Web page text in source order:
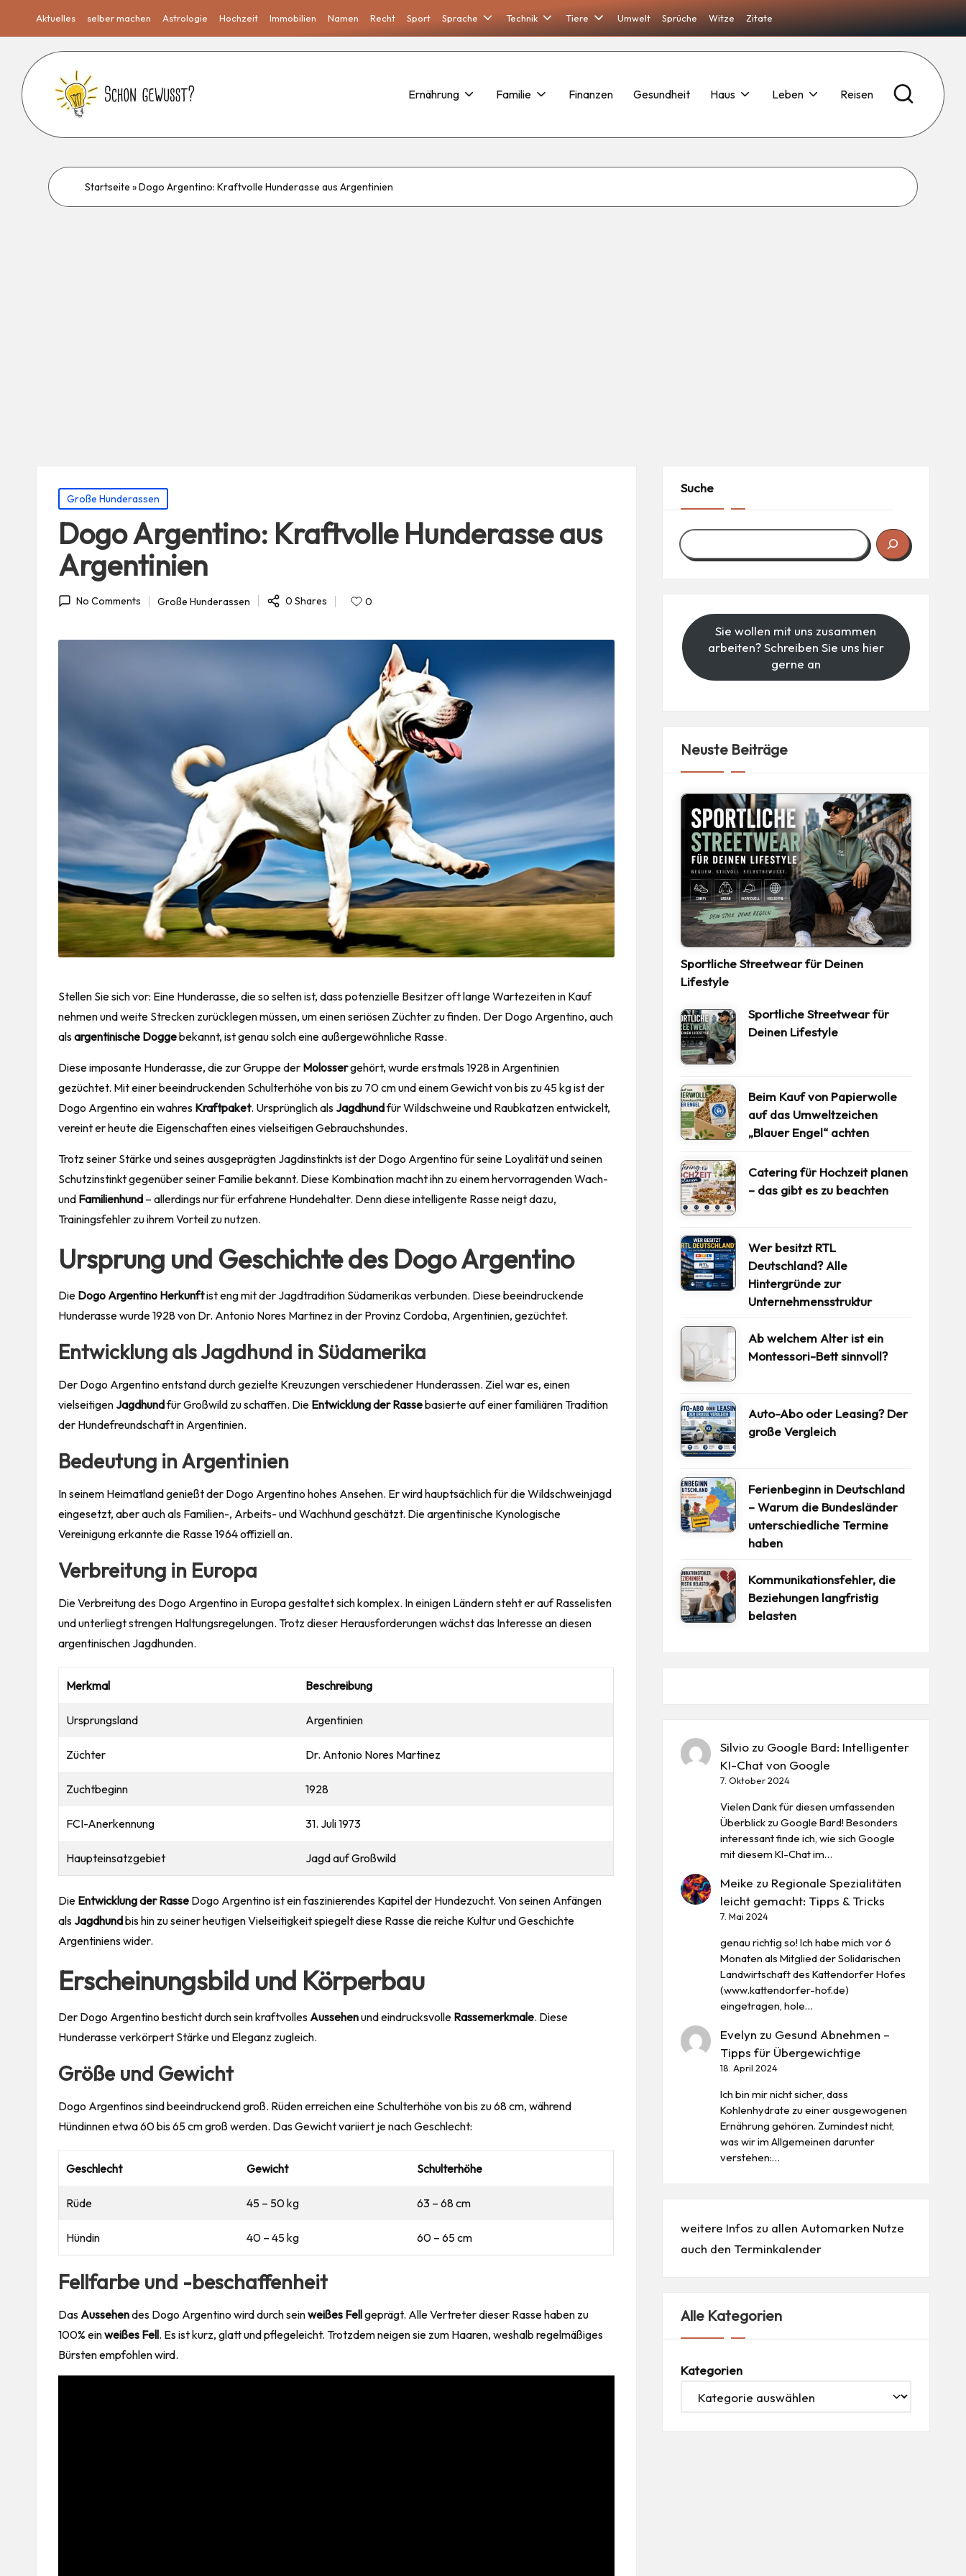
Aktuelles selber machen Astrologie Hochzeit Immobilien Namen Recht Sport Sprache Technik Tiere Umwelt Sprüche Witze Zitate
Ernährung Familie Finanzen Gesundheit Haus Leben Reisen
Startseite »Dogo Argentino: Kraftvolle Hunderasse aus Argentinien
Posted
in
Große Hunderassen
Dogo Argentino: Kraftvolle Hunderasse aus
Argentinien
No Comments
Posted
Große Hunderassen 0 Shares 0
Stellen Sie sich vor: Eine Hunderasse, die so selten ist, dass potenzielle Besitzer oft lange Wartezeiten in Kauf
nehmen und weite Strecken zurücklegen müssen, um einen seriösen Züchter zu finden. Der Dogo Argentino, auch
alsargentinische Doggebekannt, ist genau solch eine außergewöhnliche Rasse.
Diese imposante Hunderasse, die zur Gruppe der Molossergehört, wurde erstmals 1928 in Argentinien
gezüchtet. Mit einer beeindruckenden Schulterhöhe von bis zu 70 cm und einem Gewicht von bis zu 45 kg ist der
Dogo Argentino ein wahres Kraftpaket. Ursprünglich als Jagdhundfür Wildschweine und Raubkatzen entwickelt,
vereint er heute die Eigenschaften einesvielseitigen Gebrauchshundes.
Trotz seiner Stärke und seines ausgeprägten Jagdinstinkts ist der Dogo Argentino für seine Loyalität und seinen
Schutzinstinkt gegenüber seiner Familie bekannt. Diese Kombination macht ihn zu einem hervorragenden Wach-
und Familienhund – allerdings nur für erfahrene Hundehalter. Denn diese intelligente Rasse neigt dazu,
Trainingsfehler zu ihrem Vorteil zu nutzen.
Ursprung und Geschichte des Dogo Argentino
Die Dogo Argentino Herkunftist eng mit der Jagdtradition Südamerikas verbunden. Diese beeindruckende
Hunderasse wurde 1928 von Dr. Antonio Nores Martinez in der Provinz Cordoba, Argentinien, gezüchtet.
Entwicklung als Jagdhund in Südamerika
Der Dogo Argentino entstand durch gezielte Kreuzungen verschiedener Hunderassen. Ziel war es, einen
vielseitigen Jagdhundfür Großwild zu schaffen. Die Entwicklung der Rassebasierte auf einer familiären Tradition
der Hundefreundschaft in Argentinien.
Bedeutung in Argentinien
In seinem Heimatland genießt der Dogo Argentino hohes Ansehen. Er wird hauptsächlich für die Wildschweinjagd
eingesetzt, aber auch als Familien-, Arbeits- und Wachhund geschätzt. Die argentinische Kynologische
Vereinigung erkannte die Rasse 1964 offiziell an.
Verbreitung in Europa
Die Verbreitung des Dogo Argentino in Europa gestaltet sich komplex. In einigen Ländern steht er auf Rasselisten
und unterliegt strengen Haltungsregelungen. Trotz dieser Herausforderungen wächst das Interesse an diesen
argentinischen Jagdhunden.
Merkmal Beschreibung
Ursprungsland Argentinien
Züchter Dr. Antonio Nores Martinez
Zuchtbeginn 1928
FCI-Anerkennung 31. Juli 1973
Haupteinsatzgebiet Jagd auf Großwild
Die Entwicklung der Rasse Dogo Argentino ist ein faszinierendes Kapitel der Hundezucht. Von seinen Anfängen
als Jagdhundbis hin zu seiner heutigen Vielseitigkeit spiegelt diese Rasse die reiche Kultur und Geschichte
Argentiniens wider.
Erscheinungsbild und Körperbau
Der Dogo Argentino besticht durch sein kraftvolles Aussehenund eindrucksvolle Rassemerkmale. Diese
Hunderasse verkörpert Stärke und Eleganz zugleich.
Größe und Gewicht
Dogo Argentinos sind beeindruckend groß. Rüden erreichen eine Schulterhöhe von bis zu 68 cm, während
Hündinnen etwa 60 bis 65 cm groß werden. Das Gewicht variiert je nach Geschlecht:
Geschlecht Gewicht Schulterhöhe
Rüde 45 – 50 kg 63 – 68 cm
Hündin 40 – 45 kg 60 – 65 cm
Fellfarbe und -beschaffenheit
Das Aussehendes Dogo Argentino wird durch seinweißes Fellgeprägt. Alle Vertreter dieser Rasse haben zu
100% einweißes Fell. Es ist kurz, glatt und pflegeleicht. Trotzdem neigen sie zum Haaren, weshalb regelmäßiges
Bürsten empfohlen wird.
Suche
Sie wollen mit uns zusammen
arbeiten? Schreiben Sie uns hier
gerne an
Neuste Beiträge
Sportliche Streetwear für Deinen
Lifestyle
Sportliche Streetwear für
Deinen Lifestyle
Beim Kauf von Papierwolle
auf das Umweltzeichen
„Blauer Engel“ achten
Catering für Hochzeit planen
– das gibt es zu beachten
Wer besitzt RTL
Deutschland? Alle
Hintergründe zur
Unternehmensstruktur
Ab welchem Alter ist ein
Montessori-Bett sinnvoll?
Auto-Abo oder Leasing? Der
große Vergleich
Ferienbeginn in Deutschland
– Warum die Bundesländer
unterschiedliche Termine
haben
Kommunikationsfehler, die
Beziehungen langfristig
belasten
Silvio zu Google Bard: Intelligenter
KI-Chat von Google
7. Oktober 2024
Vielen Dank für diesen umfassenden
Überblick zu Google Bard! Besonders
interessant finde ich, wie sich Google
mit diesem KI-Chat im…
Meike zu Regionale Spezialitäten
leicht gemacht: Tipps & Tricks
7. Mai 2024
genau richtig so! Ich habe mich vor 6
Monaten als Mitglied der Solidarischen
Landwirtschaft des Kattendorfer Hofes
(www.kattendorfer-hof.de)
eingetragen, hole…
Evelyn zu Gesund Abnehmen –
Tipps für Übergewichtige
18. April 2024
Ich bin mir nicht sicher, dass
Kohlenhydrate zu einer ausgewogenen
Ernährung gehören. Zumindest nicht,
was wir im Allgemeinen darunter
verstehen:…
weitere Infos zu allen Automarken Nutze
auch den Terminkalender
Alle Kategorien
Kategorien